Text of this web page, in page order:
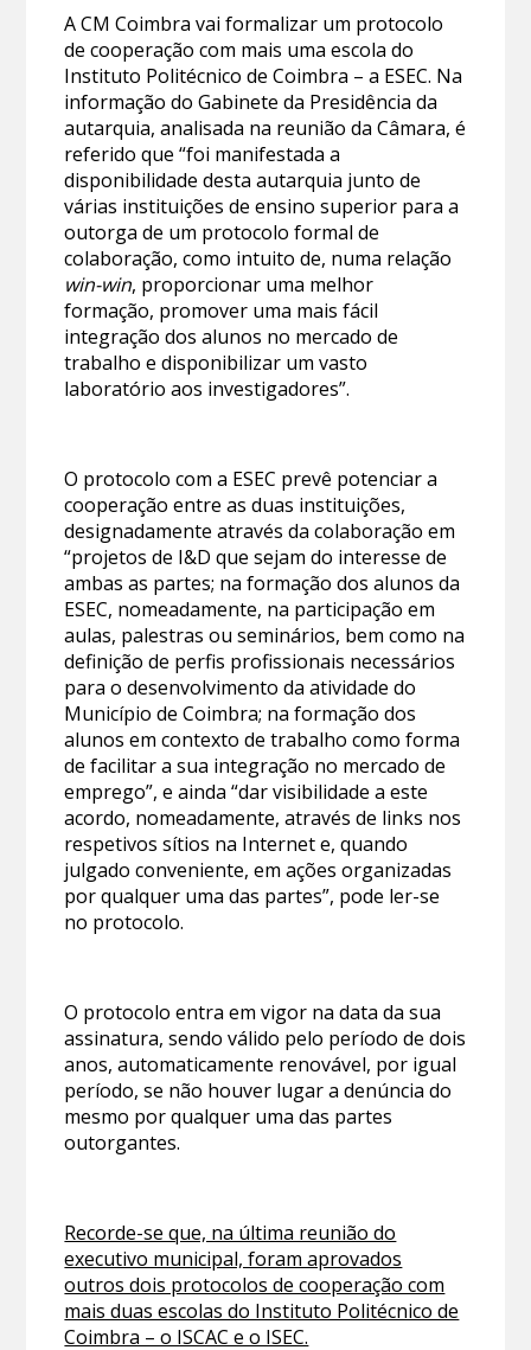
A CM Coimbra vai formalizar um protocolo
de cooperação com mais uma escola do
Instituto Politécnico de Coimbra – a ESEC. Na
informação do Gabinete da Presidência da
autarquia, analisada na reunião da Câmara, é
referido que “foi manifestada a
disponibilidade desta autarquia junto de
várias instituições de ensino superior para a
outorga de um protocolo formal de
colaboração, como intuito de, numa relação
win-win, proporcionar uma melhor
formação, promover uma mais fácil
integração dos alunos no mercado de
trabalho e disponibilizar um vasto
laboratório aos investigadores”.
O protocolo com a ESEC prevê potenciar a
cooperação entre as duas instituições,
designadamente através da colaboração em
“projetos de I&D que sejam do interesse de
ambas as partes; na formação dos alunos da
ESEC, nomeadamente, na participação em
aulas, palestras ou seminários, bem como na
definição de perfis profissionais necessários
para o desenvolvimento da atividade do
Município de Coimbra; na formação dos
alunos em contexto de trabalho como forma
de facilitar a sua integração no mercado de
emprego”, e ainda “dar visibilidade a este
acordo, nomeadamente, através de links nos
respetivos sítios na Internet e, quando
julgado conveniente, em ações organizadas
por qualquer uma das partes”, pode ler-se
no protocolo.
O protocolo entra em vigor na data da sua
assinatura, sendo válido pelo período de dois
anos, automaticamente renovável, por igual
período, se não houver lugar a denúncia do
mesmo por qualquer uma das partes
outorgantes.
Recorde-se que, na última reunião do
executivo municipal, foram aprovados
outros dois protocolos de cooperação com
mais duas escolas do Instituto Politécnico de
Coimbra – o ISCAC e o ISEC.